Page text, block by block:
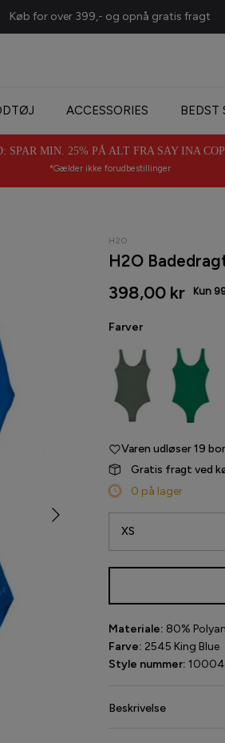
Køb for over 399,- og opnå gratis fragt
ACCESSORIES BEDST
SPAR MIN. 25% PÅ ALT FRA SAY INA
*Gælder ikke forudbestillinger
H2O
H2O
398,00 kr
Farver
Varen udløser19
Gratis fragt ved
0 på lager
XS
Materiale: 80%
Farve: 2545 King Blue
Style nummer:
Beskrivelse